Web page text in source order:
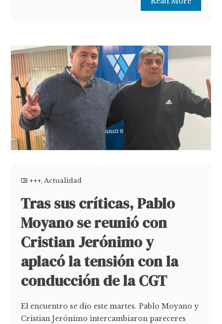
+++,Actualidad
Tras sus críticas, Pablo
Moyano se reunió con
Cristian Jerónimo y
aplacó la tensión con la
conducción de la CGT
El encuentro se dio este martes. Pablo Moyano y
Cristian Jerónimo intercambiaron pareceres